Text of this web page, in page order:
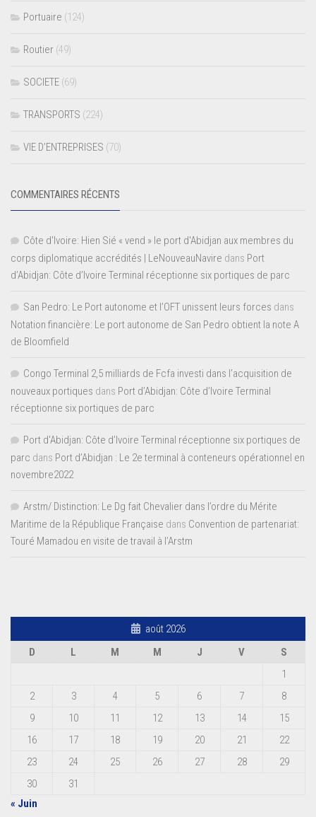
Portuaire (124)
Routier (49)
SOCIETE (69)
TRANSPORTS (224)
VIE D’ENTREPRISES (70)
COMMENTAIRES RÉCENTS
Côte d'Ivoire: Hien Sié « vend » le port d'Abidjan aux membres du
corps diplomatique accrédités | LeNouveauNavire dans Port
d’Abidjan: Côte d’Ivoire Terminal réceptionne six portiques de parc
San Pedro: Le Port autonome et l’OFT unissent leurs forces dans
Notation financière: Le port autonome de San Pedro obtient la note A
de Bloomfield
Congo Terminal 2,5 milliards de Fcfa investi dans l’acquisition de
nouveaux portiques dans Port d’Abidjan: Côte d’Ivoire Terminal
réceptionne six portiques de parc
Port d'Abidjan: Côte d’Ivoire Terminal réceptionne six portiques de
parc dans Port d’Abidjan : Le 2e terminal à conteneurs opérationnel en
novembre2022
Arstm/ Distinction: Le Dg fait Chevalier dans l’ordre du Mérite
Maritime de la République Française dans Convention de partenariat:
Touré Mamadou en visite de travail à l’Arstm
août 2026
D
L M M J V
S
1
2
3 4 5 6 7
8
9
10 11 12 13 14
15
16
17 18 19 20 21
22
23
24 25 26 27 28
29
30
31
« Juin